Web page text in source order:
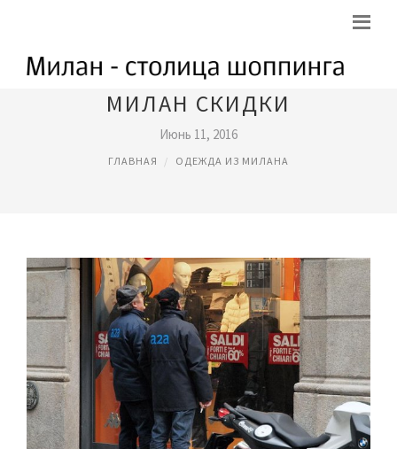
МИЛАН СКИДКИ
Июнь 11, 2016
ГЛАВНАЯ ОДЕЖДА ИЗ МИЛАНА